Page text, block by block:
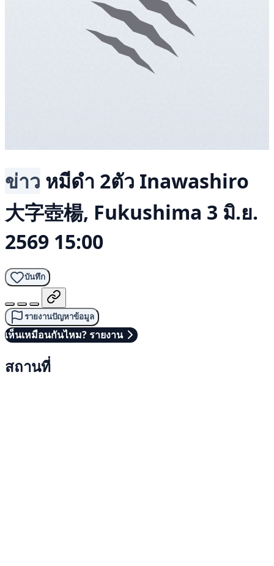
ข่าว หมีดำ 2ตัว Inawashiro
大字壺楊, Fukushima 3 มิ.ย.
2569 15:00
บันทึก
รายงานปัญหาข้อมูล
เห็นเหมือนกันไหม? รายงาน
สถานที่